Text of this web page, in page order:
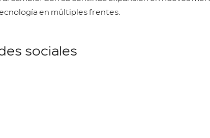
en múltiples frentes.
sociales